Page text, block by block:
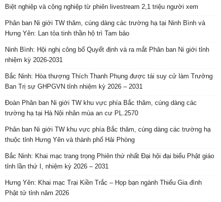
Biệt nghiệp và cộng nghiệp từ phiên livestream 2,1 triệu người xem
Phân ban Ni giới TW thăm, cúng dàng các trường hạ tại Ninh Bình và
Hưng Yên: Lan tỏa tinh thần hộ trì Tam bảo
Ninh Bình: Hội nghị công bố Quyết định và ra mắt Phân ban Ni giới tỉnh
nhiệm kỳ 2026-2031
Bắc Ninh: Hòa thượng Thích Thanh Phụng được tái suy cử làm Trưởng
Ban Trị sự GHPGVN tỉnh nhiệm kỳ 2026 – 2031
Đoàn Phân ban Ni giới TW khu vực phía Bắc thăm, cúng dàng các
trường hạ tại Hà Nội nhân mùa an cư PL.2570
Phân ban Ni giới TW khu vực phía Bắc thăm, cúng dàng các trường hạ
thuộc tỉnh Hưng Yên và thành phố Hải Phòng
Bắc Ninh: Khai mạc trang trọng Phiên thứ nhất Đại hội đại biểu Phật giáo
tỉnh lần thứ I, nhiệm kỳ 2026 – 2031
Hưng Yên: Khai mạc Trại Kiền Trắc – Họp bạn ngành Thiếu Gia đình
Phật tử tỉnh năm 2026